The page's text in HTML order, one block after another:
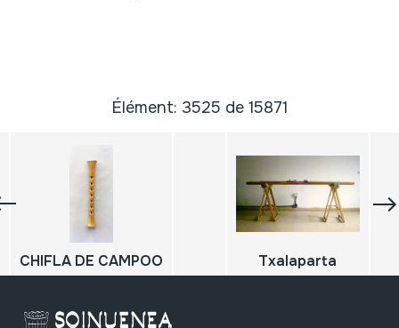
Élément: 3525 de 15871
CHIFLA DE CAMPOO Txalaparta